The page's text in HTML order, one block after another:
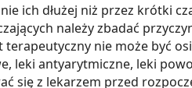
ich dłużej niż przez krótki
należy zbadać
nie może być
antyarytmiczne, leki
z lekarzem przed